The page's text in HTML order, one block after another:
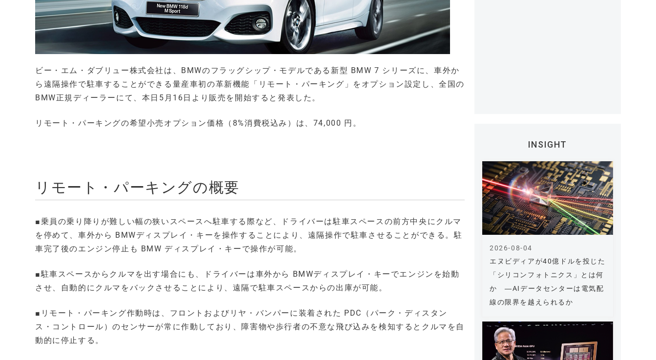
ビー・エム・ダブリュー株式会社は、BMWのフラッグシップ・モデルである新型 BMW 7 シリーズに、車外か
ら遠隔操作で駐車することができる量産車初の革新機能「リモート・パーキング」をオプション設定し、全国の
BMW正規ディーラーにて、本日5月16日より販売を開始すると発表した。
リモート・パーキングの希望小売オプション価格（8%消費税込み）は、74,000 円。
リモート・パーキングの概要
■乗員の乗り降りが難しい幅の狭いスペースへ駐車する際など、ドライバーは駐車スペースの前方中央にクルマ
を停めて、車外から BMWディスプレイ・キーを操作することにより、遠隔操作で駐車させることができる。駐
車完了後のエンジン停止も BMW ディスプレイ・キーで操作が可能。
■駐車スペースからクルマを出す場合にも、ドライバーは車外から BMWディスプレイ・キーでエンジンを始動
させ、自動的にクルマをバックさせることにより、遠隔で駐車スペースからの出庫が可能。
■リモート・パーキング作動時は、フロントおよびリヤ・バンパーに装着された PDC（パーク・ディスタン
ス・コントロール）のセンサーが常に作動しており、障害物や歩行者の不意な飛び込みを検知するとクルマを自
動的に停止する。
INSIGHT
エヌビディアが40億ドルを投じた
「シリコンフォトニクス」とは何
か ―AIデータセンターは電気配
線の限界を越えられるか
2026-08-04